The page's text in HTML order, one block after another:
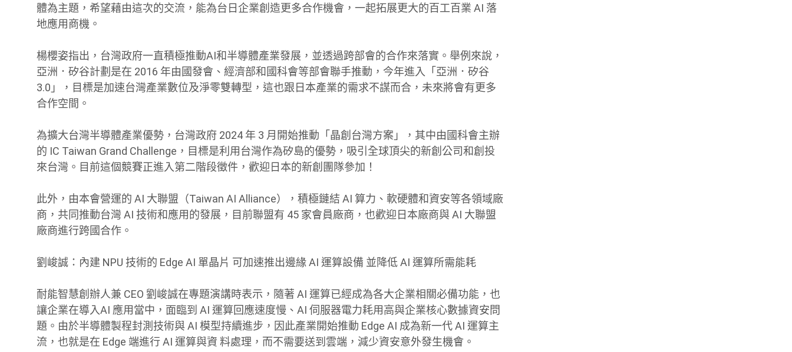
體為主題，希望藉由這次的交流，能為台日企業創造更多合作機會，一起拓展更大的百工百業 AI 落
地應用商機。
楊櫻姿指出，台灣政府一直積極推動AI和半導體產業發展，並透過跨部會的合作來落實。舉例來說，
亞洲．矽谷計劃是在 2016 年由國發會、經濟部和國科會等部會聯手推動，今年進入「亞洲．矽谷
3.0」，目標是加速台灣產業數位及淨零雙轉型，這也跟日本產業的需求不謀而合，未來將會有更多
合作空間。
為擴大台灣半導體產業優勢，台灣政府 2024 年 3 月開始推動「晶創台灣方案」，其中由國科會主辦
的 IC Taiwan Grand Challenge，目標是利用台灣作為矽島的優勢，吸引全球頂尖的新創公司和創投
來台灣。目前這個競賽正進入第二階段徵件，歡迎日本的新創團隊參加！
此外，由本會營運的 AI 大聯盟（Taiwan AI Alliance），積極鏈結 AI 算力、軟硬體和資安等各領域廠
商，共同推動台灣 AI 技術和應用的發展，目前聯盟有 45 家會員廠商，也歡迎日本廠商與 AI 大聯盟
廠商進行跨國合作。
劉峻誠：內建 NPU 技術的 Edge AI 單晶片 可加速推出邊緣 AI 運算設備 並降低 AI 運算所需能耗
耐能智慧創辦人兼 CEO 劉峻誠在專題演講時表示，隨著 AI 運算已經成為各大企業相關必備功能，也
讓企業在導入AI 應用當中，面臨到 AI 運算回應速度慢、AI 伺服器電力耗用高與企業核心數據資安問
題。由於半導體製程封測技術與 AI 模型持續進步，因此產業開始推動 Edge AI 成為新一代 AI 運算主
流，也就是在 Edge 端進行 AI 運算與資 料處理，而不需要送到雲端，減少資安意外發生機會。